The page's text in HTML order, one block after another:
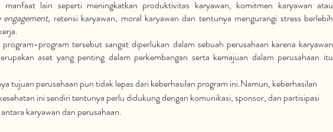
engagement, retensi karyawan, moral karyawan dan tentunya mengurangi stress berlebih
program tersebut sangat diperlukan dalam sebuah perusahaan karena karyawan
aset yang penting dalam perkembangan serta kemajuan dalam perusahaan itu
tujuan perusahaan pun tidak lepas dari keberhasilan program ini.Namun, keberhasilan
ini sendiri tentunya perlu didukung dengan komunikasi, sponsor, dan partisipasi
karyawan dan perusahaan.